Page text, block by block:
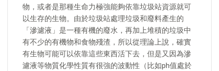
物，或者是那種生命力極強能夠依靠垃圾站資源就可
以生存的生物。由於垃圾站處理垃圾和廢料產生的
「滲濾液」是一種有機的廢水，再加上堆積的垃圾中
有不少的有機物和食物殘渣，所以從理論上說，確實
有生物可能可以依靠這些東西活下去，但是又因為滲
濾液等物質化學性質有很強的波動性（比如ph值處於